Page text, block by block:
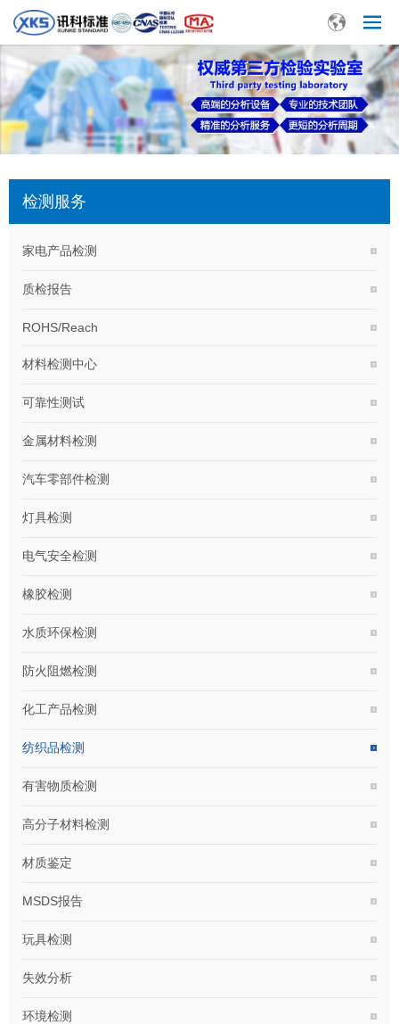
检测服务
家电产品检测
质检报告
ROHS/Reach
材料检测中心
可靠性测试
金属材料检测
汽车零部件检测
灯具检测
电气安全检测
橡胶检测
水质环保检测
防火阻燃检测
化工产品检测
纺织品检测
有害物质检测
高分子材料检测
材质鉴定
MSDS报告
玩具检测
失效分析
环境检测